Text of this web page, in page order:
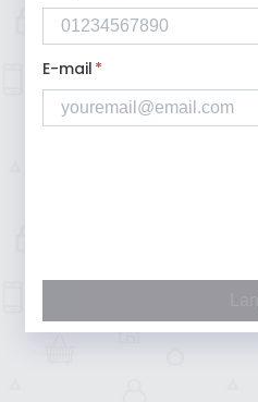
E-mail *